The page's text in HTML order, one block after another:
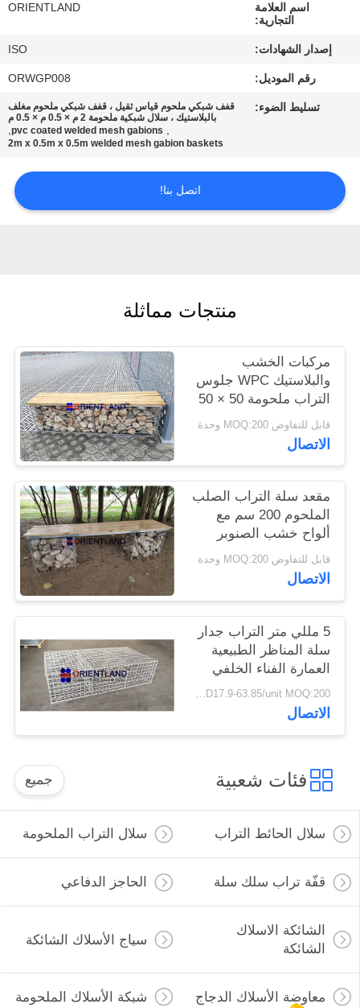
اتصل
اطلب
اقتباس
POLICY
اسم العلامة
التجارية:
ORIENTLAND
إصدار الشهادات: ISO
رقم الموديل: ORWGP008
تسليط الضوء:
قفف شبكي ملحوم قياس ثقيل ، قفف شبكي ملحوم مغلف
بالبلاستيك ، سلال شبكية ملحومة 2 م × 0.5 م × 0.5 م
,
pvc coated welded mesh gabions
,
2m x 0.5m x 0.5m welded mesh gabion baskets
اتصل بنا!
منتجات مماثلة
مركبات الخشب
والبلاستيك WPC جلوس
التراب ملحومة 50 × 50
مم 2 م × 0.5 م × 0.5 م
قابل للتفاوض MOQ:200 وحدة
الاتصال
مقعد سلة التراب الصلب
الملحوم 200 سم مع
ألواح خشب الصنوبر
قابل للتفاوض MOQ:200 وحدة
الاتصال
5 مللي متر التراب جدار
سلة المناظر الطبيعية
العمارة الفناء الخلفي
الديكور
USD17.9-63.85/unit MOQ:200 وحدة
الاتصال
فئات شعبية جميع
سلال الحائط التراب سلال التراب الملحومة
قفّة تراب سلك سلة الحاجز الدفاعي
الشائكة الاسلاك
الشائكة
سياج الأسلاك الشائكة
معاوضة الأسلاك الدجاج شبكة الأسلاك الملحومة